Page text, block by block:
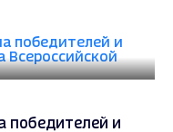
победителей и